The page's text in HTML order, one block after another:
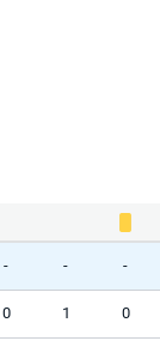
- - -
0 1 0